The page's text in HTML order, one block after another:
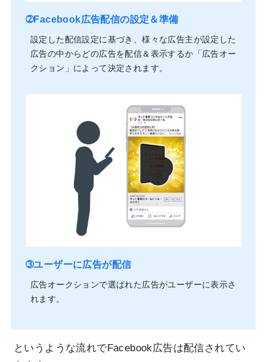
➁Facebook広告配信の設定＆準備
設定した配信設定に基づき、様々な広告主が設定した
広告の中からどの広告を配信＆表示するか「広告オー
クション」によって決定されます。
➂ユーザーに広告が配信
広告オークションで選ばれた広告がユーザーに表示さ
れます。
というような流れでFacebook広告は配信されてい